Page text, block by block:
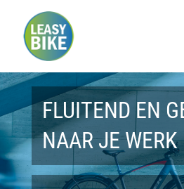
Home
Werknemers
Werkgevers
FLUITEND EN
NAAR JE WERK